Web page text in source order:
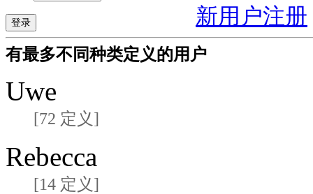
新用户注册
有最多不同种类定义的用户
Uwe
[72 定义]
Rebecca
[14 定义]